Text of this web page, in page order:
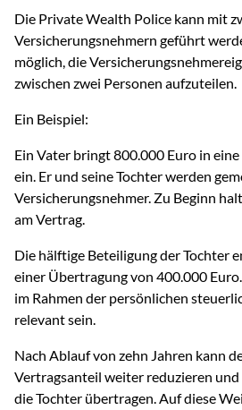
Die Private Wealth Police kann mit
Versicherungsnehmern geführt
möglich, die
zwischen zwei Personen aufzuteilen.
Ein Beispiel:
Ein Vater bringt 800.000 Euro in
ein. Er und seine Tochter werden
Versicherungsnehmer. Zu Beginn
am Vertrag.
Die hälftige Beteiligung der Tochter
einer Übertragung von 400.000
im Rahmen der persönlichen
relevant sein.
Nach Ablauf von zehn Jahren kann
Vertragsanteil weiter reduzieren
die Tochter übertragen. Auf diese